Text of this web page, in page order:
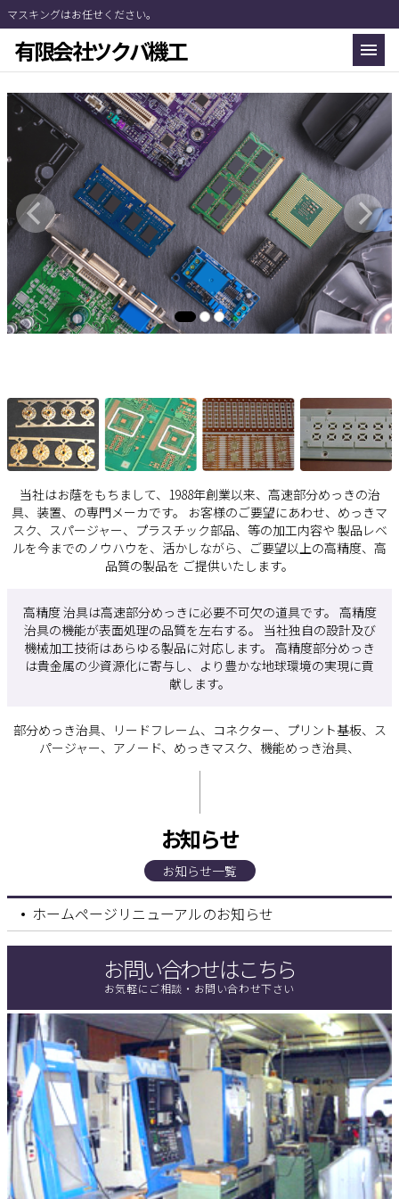
マスキングはお任せください。
有限会社ツクバ機工
当社はお蔭をもちまして、1988年創業以来、高速部分めっきの治
具、装置、の専門メーカです。 お客様のご要望にあわせ、めっきマ
スク、スパージャー、プラスチック部品、等の加工内容や 製品レベ
ルを今までのノウハウを、活かしながら、ご要望以上の高精度、高
品質の製品を ご提供いたします。
高精度 治具は高速部分めっきに必要不可欠の道具です。 高精度
治具の機能が表面処理の品質を左右する。 当社独自の設計及び
機械加工技術はあらゆる製品に対応します。 高精度部分めっき
は貴金属の少資源化に寄与し、より豊かな地球環境の実現に貢
献します。
部分めっき治具、リードフレーム、コネクター、プリント基板、ス
パージャー、アノード、めっきマスク、機能めっき治具、
お知らせ
お知らせ一覧
ホームページリニューアルのお知らせ
お問い合わせはこちら
お気軽にご相談・お問い合わせ下さい